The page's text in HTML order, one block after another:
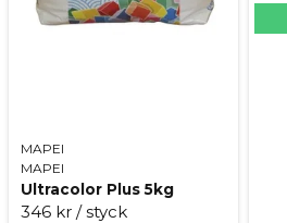
MAPEI
MAPEI
Ultracolor Plus 5kg
346 kr / styck